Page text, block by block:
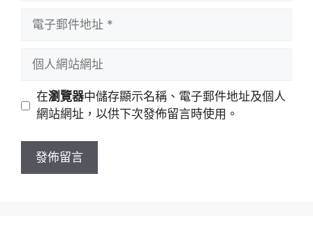
址
站
址
在瀏覽器中儲存顯示名稱、電子郵件地址及個人
網站網址，以供下次發佈留言時使用。